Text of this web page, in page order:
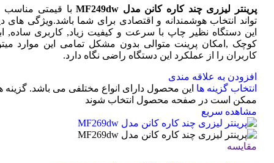
پرینتر لیزری چند کاره کانن مدل MF249dw
با قیمتی
تواند انتخاب هوشمندانه و اقتصادی برای شما باشد.ویژگی های
این دستگاه نظیر چاپ با سرعت و کیفیت زیاد, کاربری ساده,
کوچک ,امکان پرینت متوالی بدون مشکل تمامی این موارد
کاربران را از عملکرد این دستگاه راضی نگاه دارد.
افزودن به علاقه مندی
انتخاب گزینه ها این محصول دارای انواع مختلفی می باشد. گزینه
ممکن است در صفحه محصول انتخاب شوند
مشاهده سریع
مقایسه